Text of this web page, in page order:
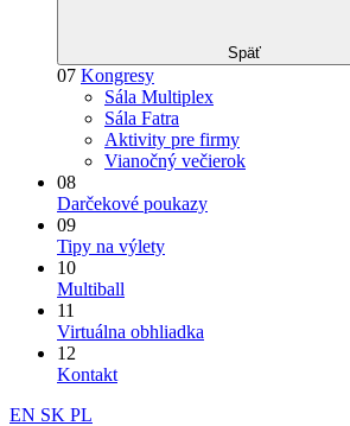
Späť
07 Kongresy
Sála Multiplex
Sála Fatra
Aktivity pre firmy
Vianočný večierok
08
Darčekové poukazy
09
Tipy na výlety
10
Multiball
11
Virtuálna obhliadka
12
Kontakt
EN SK PL